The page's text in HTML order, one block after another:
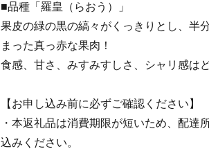
■品種「羅皇（らおう）」
果皮の緑の黒の縞々がくっきりとし、半
まった真っ赤な果肉！
食感、甘さ、みすみすしさ、シャリ感は
【お申し込み前に必ずご確認ください】
・本返礼品は消費期限が短いため、配達
込みください。